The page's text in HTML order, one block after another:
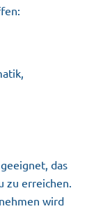
das
zu erreichen.
wird